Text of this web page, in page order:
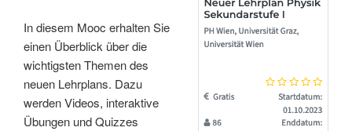
In diesem Mooc erhalten Sie
einen Überblick über die
wichtigsten Themen des
neuen Lehrplans. Dazu
werden Videos, interaktive
Übungen und Quizzes